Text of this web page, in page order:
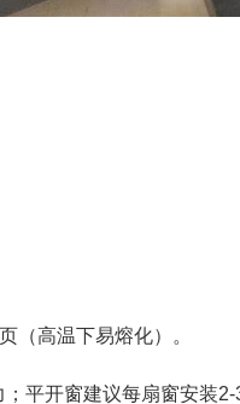
高温下易熔化）。
开窗建议每扇窗安装2-